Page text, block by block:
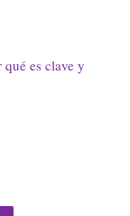
es clave y